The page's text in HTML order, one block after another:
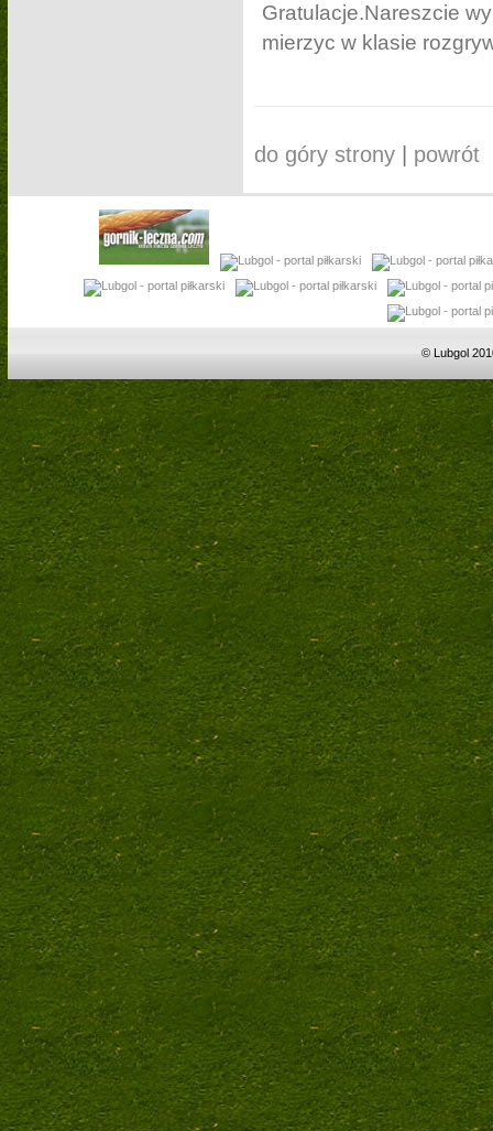
Gratulacje.Nareszcie
mierzyc w klasie
do góry strony| powrót
© Lubgol